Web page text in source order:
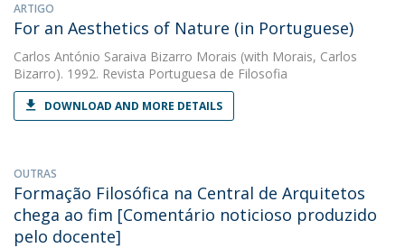
ARTIGO
For an Aesthetics of Nature (in Portuguese)
Carlos António Saraiva Bizarro Morais (with Morais, Carlos
Bizarro). 1992. Revista Portuguesa de Filosofia
DOWNLOAD AND MORE DETAILS
OUTRAS
Formação Filosófica na Central de Arquitetos
chega ao fim [Comentário noticioso produzido
pelo docente]